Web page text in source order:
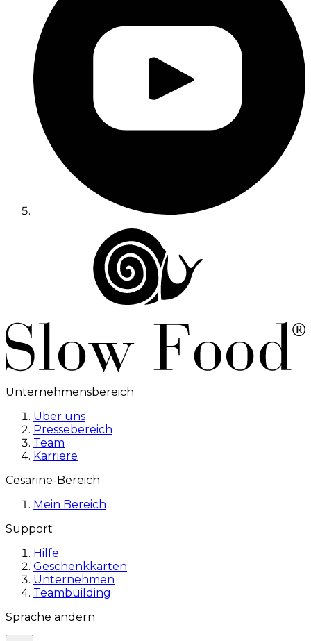
Unternehmensbereich
Über uns
Pressebereich
Team
Karriere
Cesarine-Bereich
Mein Bereich
Support
Hilfe
Geschenkkarten
Unternehmen
Teambuilding
Sprache ändern